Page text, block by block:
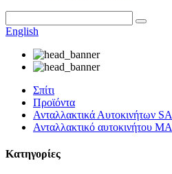
English
Σπίτι
Προϊόντα
Ανταλλακτικά Αυτοκινήτων
Ανταλλακτικό αυτοκινήτου
Κατηγορίες